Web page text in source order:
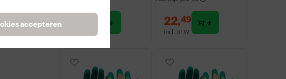
accepteren 22,49
incl. BTW